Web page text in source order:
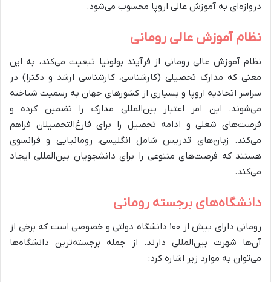
دروازه‌ای به آموزش عالی اروپا محسوب می‌شود.
نظام آموزش عالی رومانی
نظام آموزش عالی رومانی از فرآیند بولونیا تبعیت می‌کند، به این
معنی که مدارک تحصیلی (کارشناسی، کارشناسی ارشد و دکترا) در
سراسر اتحادیه اروپا و بسیاری از کشورهای جهان به رسمیت شناخته
می‌شوند. این امر اعتبار بین‌المللی مدارک را تضمین کرده و
فرصت‌های شغلی و ادامه تحصیل را برای فارغ‌التحصیلان فراهم
می‌کند. زبان‌های تدریس شامل انگلیسی، رومانیایی و فرانسوی
هستند که فرصت‌های متنوعی را برای دانشجویان بین‌المللی ایجاد
می‌کند.
دانشگاه‌های برجسته رومانی
رومانی دارای بیش از ۱۰۰ دانشگاه دولتی و خصوصی است که برخی از
آن‌ها شهرت بین‌المللی دارند. از جمله برجسته‌ترین دانشگاه‌ها
می‌توان به موارد زیر اشاره کرد: